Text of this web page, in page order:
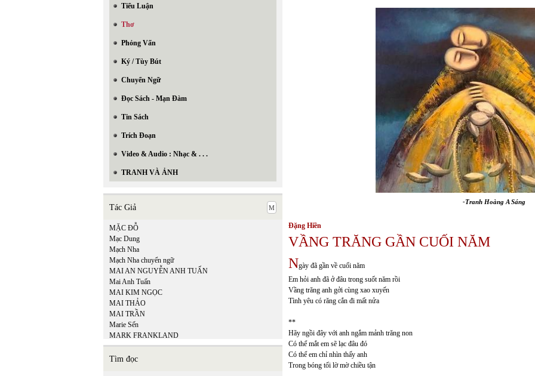
Tiểu Luận
Thơ
Phỏng Vấn
Ký / Tùy Bút
Chuyển Ngữ
Đọc Sách - Mạn Đàm
Tin Sách
Trích Đoạn
Video & Audio : Nhạc & . . .
TRANH VÀ ẢNH
Tác Giả
MẶC ĐỖ
Mạc Dung
Mạch Nha
Mạch Nha chuyển ngữ
MAI AN NGUYỄN ANH TUẤN
Mai Anh Tuấn
MAI KIM NGỌC
MAI THẢO
MAI TRẦN
Marie Sến
MARK FRANKLAND
Matsuo Bashō
Mi Ly
Tìm đọc
-Tranh Hoàng A Sáng
Đặng Hiền
VẦNG TRĂNG GẦN CUỐI NĂM
Ngày đã gần về cuối năm
Em hỏi anh đã ở đâu trong suốt năm rồi
Vầng trăng anh gởi cùng xao xuyến
Tình yêu có răng cắn đi mất nửa
**
Hãy ngồi đây với anh ngắm mảnh trăng non
Có thể mắt em sẽ lạc đâu đó
Có thể em chỉ nhìn thấy anh
Trong bóng tối lờ mờ chiều tận